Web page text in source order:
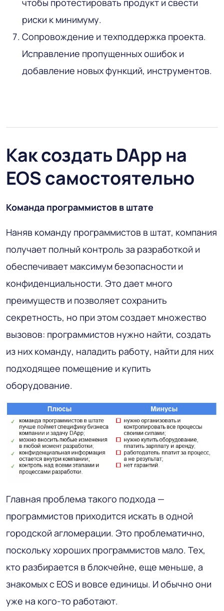
чтобы протестировать продукт и свести
риски к минимуму.
Сопровождение и техподдержка проекта.
Исправление пропущенных ошибок и
добавление новых функций, инструментов.
Как создать DApp на
EOS самостоятельно
Команда программистов в штате
Наняв команду программистов в штат, компания
получает полный контроль за разработкой и
обеспечивает максимум безопасности и
конфиденциальности. Это дает много
преимуществ и позволяет сохранить
секретность, но при этом создает множество
вызовов: программистов нужно найти, создать
из них команду, наладить работу, найти для них
подходящее помещение и купить
оборудование.
Главная проблема такого подхода —
программистов приходится искать в одной
городской агломерации. Это проблематично,
поскольку хороших программистов мало. Тех,
кто разбирается в блокчейне, еще меньше, а
знакомых с EOS и вовсе единицы. И обычно они
уже на кого-то работают.